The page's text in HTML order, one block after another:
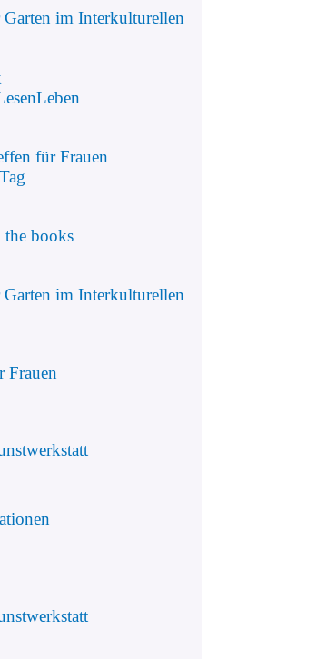
Garten im Interkulturellen
für Frauen
the books
Garten im Interkulturellen
Frauen